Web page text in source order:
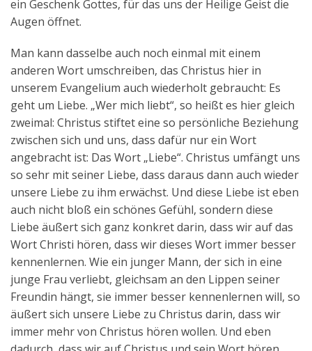
ein Geschenk Gottes, für das uns der Heilige Geist die
Augen öffnet.
Man kann dasselbe auch noch einmal mit einem
anderen Wort umschreiben, das Christus hier in
unserem Evangelium auch wiederholt gebraucht: Es
geht um Liebe. „Wer mich liebt“, so heißt es hier gleich
zweimal: Christus stiftet eine so persönliche Beziehung
zwischen sich und uns, dass dafür nur ein Wort
angebracht ist: Das Wort „Liebe“. Christus umfängt uns
so sehr mit seiner Liebe, dass daraus dann auch wieder
unsere Liebe zu ihm erwächst. Und diese Liebe ist eben
auch nicht bloß ein schönes Gefühl, sondern diese
Liebe äußert sich ganz konkret darin, dass wir auf das
Wort Christi hören, dass wir dieses Wort immer besser
kennenlernen. Wie ein junger Mann, der sich in eine
junge Frau verliebt, gleichsam an den Lippen seiner
Freundin hängt, sie immer besser kennenlernen will, so
äußert sich unsere Liebe zu Christus darin, dass wir
immer mehr von Christus hören wollen. Und eben